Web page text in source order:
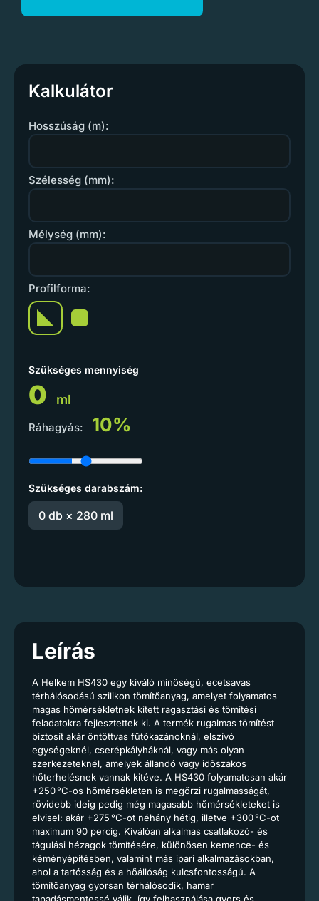
Kalkulátor
Hosszúság (m):
Szélesség (mm):
Mélység (mm):
Profilforma:
Szükséges mennyiség
0 ml
Ráhagyás: 10%
Szükséges darabszám:
0 db × 280 ml
Leírás
A Helkem HS430 egy kiváló minőségű, ecetsavas
térhálósodású szilikon tömítőanyag, amelyet folyamatos
magas hőmérsékletnek kitett ragasztási és tömítési
feladatokra fejlesztettek ki. A termék rugalmas tömítést
biztosít akár öntöttvas fűtőkazánoknál, elszívó
egységeknél, cserépkályháknál, vagy más olyan
szerkezeteknél, amelyek állandó vagy időszakos
hőterhelésnek vannak kitéve. A HS430 folyamatosan akár
+250 °C-os hőmérsékleten is megőrzi rugalmasságát,
rövidebb ideig pedig még magasabb hőmérsékleteket is
elvisel: akár +275 °C-ot néhány hétig, illetve +300 °C-ot
maximum 90 percig. Kiválóan alkalmas csatlakozó- és
tágulási hézagok tömítésére, különösen kemence- és
kéményépítésben, valamint más ipari alkalmazásokban,
ahol a tartósság és a hőállóság kulcsfontosságú. A
tömítőanyag gyorsan térhálósodik, hamar